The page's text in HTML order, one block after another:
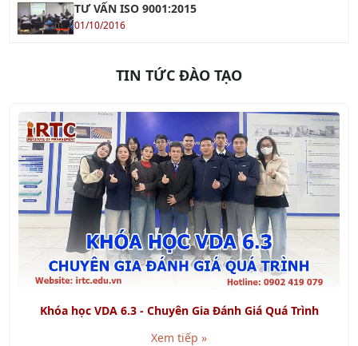
TƯ VẤN ISO 9001:2015
01/10/2016
TIN TỨC ĐÀO TẠO
Khóa học VDA 6.3 - Chuyên Gia Đánh Giá Quá Trình
Xem tiếp »